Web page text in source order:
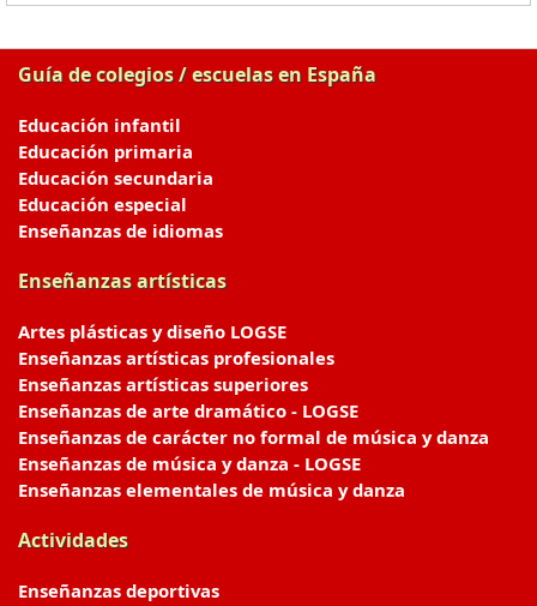
Guía de colegios / escuelas en España
Educación infantil
Educación primaria
Educación secundaria
Educación especial
Enseñanzas de idiomas
Enseñanzas artísticas
Artes plásticas y diseño LOGSE
Enseñanzas artísticas profesionales
Enseñanzas artísticas superiores
Enseñanzas de arte dramático - LOGSE
Enseñanzas de carácter no formal de música y danza
Enseñanzas de música y danza - LOGSE
Enseñanzas elementales de música y danza
Actividades
Enseñanzas deportivas